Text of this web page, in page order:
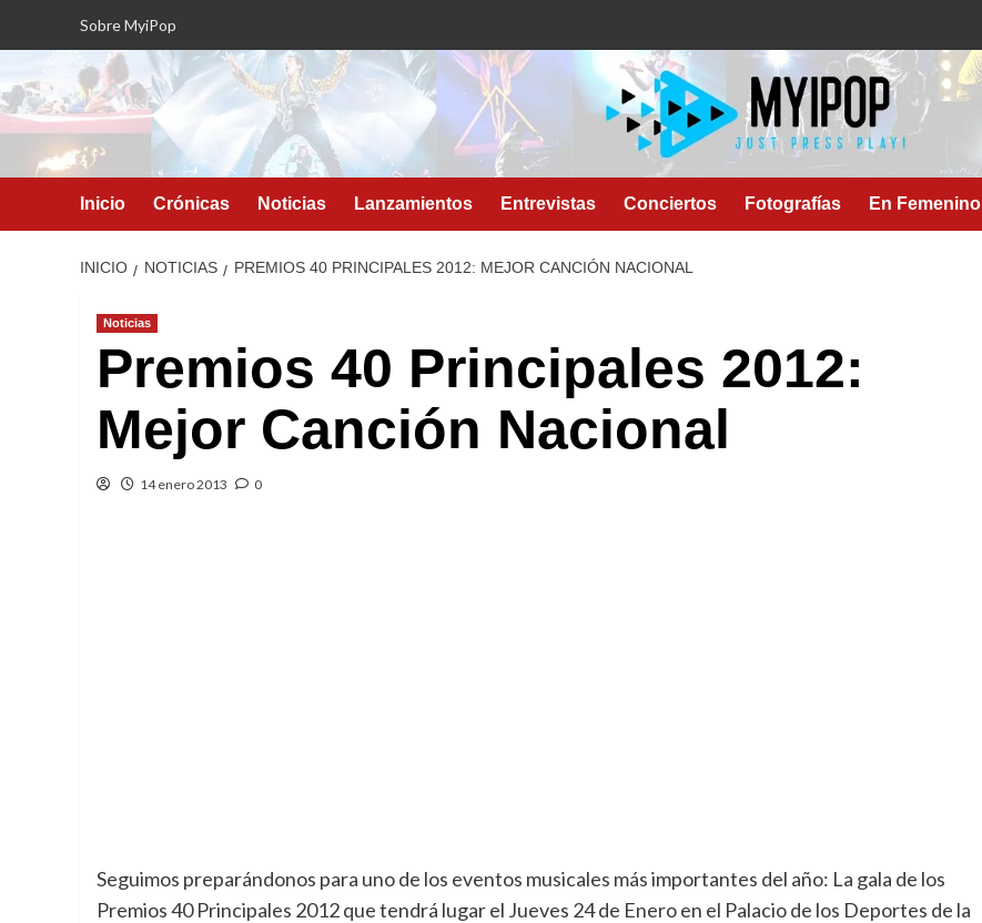
Sobre MyiPop
Inicio Crónicas Noticias Lanzamientos Entrevistas Conciertos Fotografías En Femenino
INICIO NOTICIAS PREMIOS 40 PRINCIPALES 2012: MEJOR CANCIÓN NACIONAL
Noticias
Premios 40 Principales 2012:
Mejor Canción Nacional
14 enero 2013 0
Seguimos preparándonos para uno de los eventos musicales más importantes del año: La gala de los
Premios 40 Principales 2012 que tendrá lugar el Jueves 24 de Enero en el Palacio de los Deportes de la